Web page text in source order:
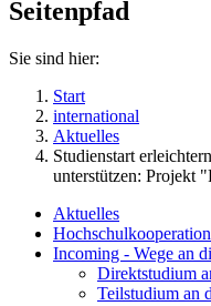
Seitenpfad
Sie sind hier:
Start
international
Aktuelles
Studienstart
unterstützen: Projekt
Aktuelles
Incoming - Wege an
Direktstudium
Teilstudium an